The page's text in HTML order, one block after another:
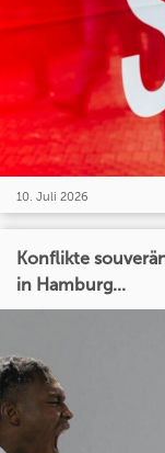
10. Juli 2026
Konflikte
in Hamburg...